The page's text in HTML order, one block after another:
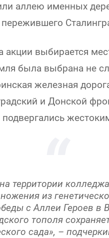
аллею именных
акции выбирается
была выбрана не
железная
и Донской
территории
из
с Аллеи Героев в
тополя
сада», –